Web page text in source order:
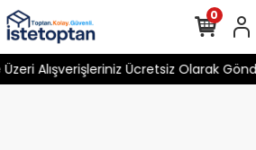
Alışverişleriniz Ücretsiz Olarak
0